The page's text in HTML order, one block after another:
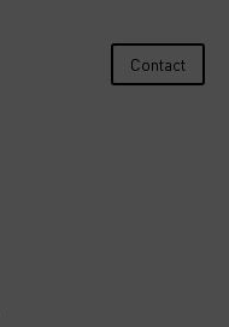
Contact